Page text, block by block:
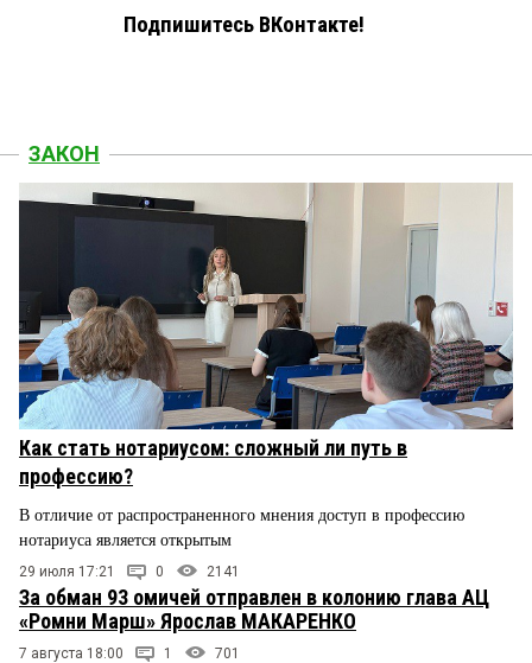
Подпишитесь ВКонтакте!
ЗАКОН
Как стать нотариусом: сложный ли путь в
профессию?
В отличие от распространенного мнения доступ в профессию
нотариуса является открытым
29 июля 17:21 0 2141
За обман 93 омичей отправлен в колонию глава АЦ
«Ромни Марш» Ярослав МАКАРЕНКО
7 августа 18:00 1 701